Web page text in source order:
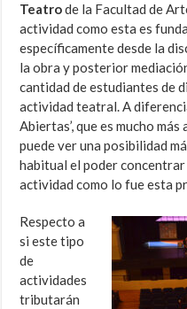
Teatrode la Facultad de
actividad como esta es
específicamente desde la
la obra y posterior
cantidad de estudiantes de
actividad teatral. A
Abiertas’, que es mucho
puede ver una posibilidad
habitual el poder
actividad como lo fue esta
Respecto a
si este tipo
de
actividades
tributarán